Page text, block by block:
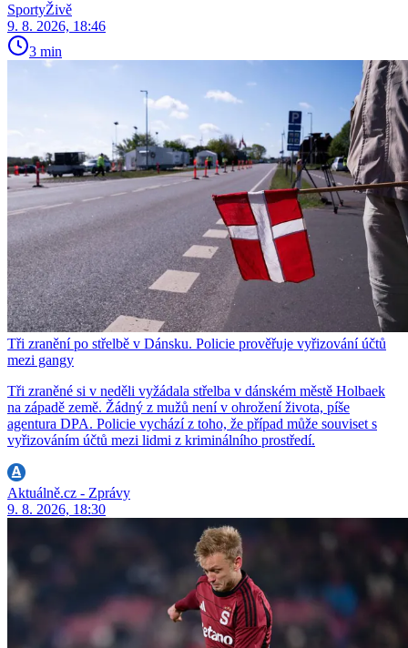
SportyŽivě
9. 8. 2026, 18:46
3 min
Tři zranění po střelbě v Dánsku. Policie prověřuje vyřizování účtů
mezi gangy
Tři zraněné si v neděli vyžádala střelba v dánském městě Holbaek
na západě země. Žádný z mužů není v ohrožení života, píše
agentura DPA. Policie vychází z toho, že případ může souviset s
vyřizováním účtů mezi lidmi z kriminálního prostředí.
Aktuálně.cz - Zprávy
9. 8. 2026, 18:30